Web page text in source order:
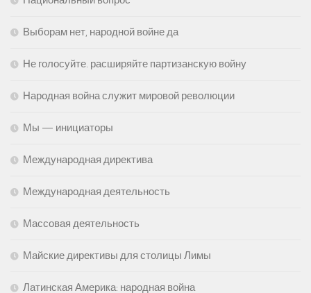
Выборам нет, народной войне да
Не голосуйте. расширяйте партизанскую войну
Народная война служит мировой революции
Мы — инициаторы
Международная директива
Международная деятельность
Массовая деятельность
Майские директивы для столицы Лимы
Латинская Америка: народная война